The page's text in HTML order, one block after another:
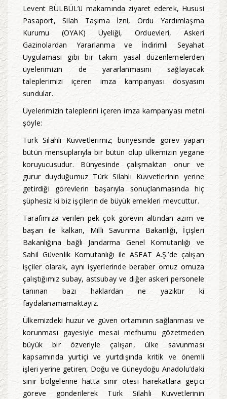
Levent BÜLBÜL’ü makamında ziyaret ederek, Hususi
Pasaport, Silah Taşıma İzni, Ordu Yardımlaşma
Kurumu (OYAK) Üyeliği, Orduevleri, Askeri
Gazinolardan Yararlanma ve İndirimli Seyahat
Uygulaması gibi bir takım yasal düzenlemelerden
üyelerimizin de yararlanmasını sağlayacak
taleplerimizi içeren imza kampanyası dosyasını
sundular.
Üyelerimizin taleplerini içeren imza kampanyası metni
şöyle:
Türk Silahlı Kuvvetlerimiz; bünyesinde görev yapan
bütün mensuplarıyla bir bütün olup ülkemizin yegane
koruyucusudur. Bünyesinde çalışmaktan onur ve
gurur duyduğumuz Türk Silahlı Kuvvetlerinin yerine
getirdiği görevlerin başarıyla sonuçlanmasında hiç
şüphesiz ki biz işçilerin de büyük emekleri mevcuttur.
Tarafımıza verilen pek çok görevin altından azim ve
başarı ile kalkan, Milli Savunma Bakanlığı, İçişleri
Bakanlığına bağlı Jandarma Genel Komutanlığı ve
Sahil Güvenlik Komutanlığı ile ASFAT A.Ş.’de çalışan
işçiler olarak, aynı işyerlerinde beraber omuz omuza
çalıştığımız subay, astsubay ve diğer askeri personele
tanınan bazı haklardan ne yazıktır ki
faydalanamamaktayız.
Ülkemizdeki huzur ve güven ortamının sağlanması ve
korunması gayesiyle mesai mefhumu gözetmeden
büyük bir özveriyle çalışan, ülke savunması
kapsamında yurtiçi ve yurtdışında kritik ve önemli
işleri yerine getiren, Doğu ve Güneydoğu Anadolu’daki
sınır bölgelerine hatta sınır ötesi harekatlara geçici
göreve gönderilerek Türk Silahlı Kuvvetlerinin